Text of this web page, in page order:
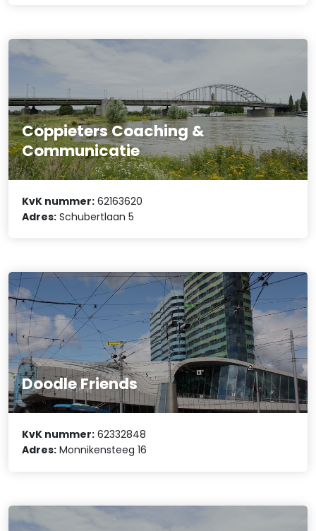
Coppieters Coaching &
Communicatie
KvK nummer: 62163620
Adres: Schubertlaan 5
Doodle Friends
KvK nummer: 62332848
Adres: Monnikensteeg 16